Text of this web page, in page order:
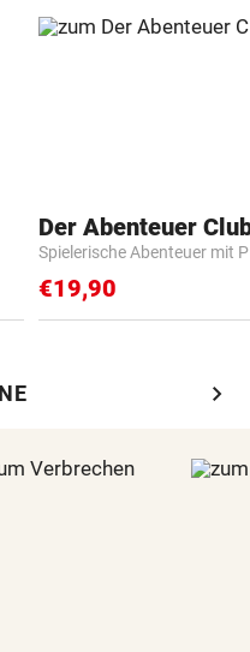
Der Abenteuer
Spielerische Abenteuer mit
€19,90
chevron_right